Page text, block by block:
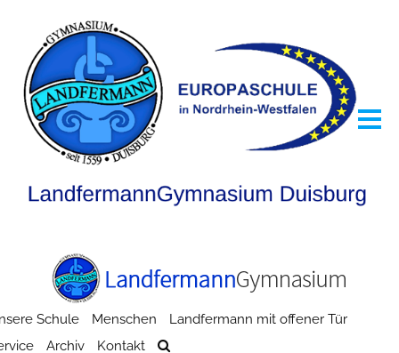
Schule Menschen
Landfermann mit offener Tür
Archiv Kontakt